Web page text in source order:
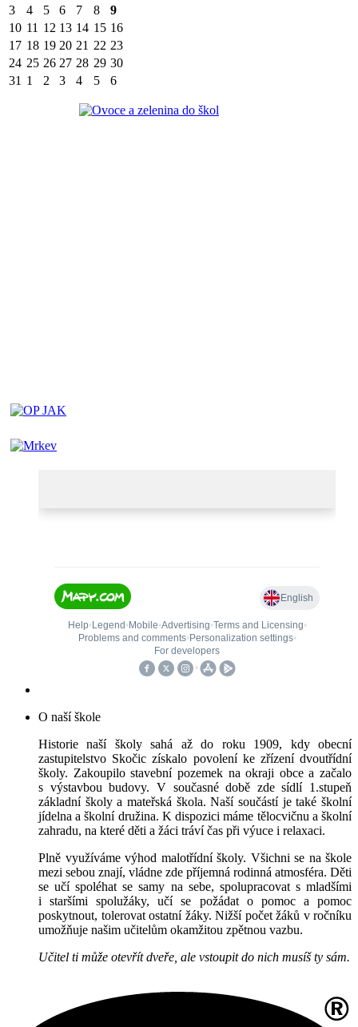
3
4 5 6 7 8
9
10 11 12 13 14 15 16
17 18 19 20 21 22 23
24 25 26 27 28 29 30
31 1 2 3 4 5 6
O naší škole
Historie naší školy sahá až do roku 1909, kdy obecní
zastupitelstvo Skočic získalo povolení ke zřízení dvoutřídní
školy. Zakoupilo stavební pozemek na okraji obce a začalo
s výstavbou budovy. V současné době zde sídlí 1.stupeň
základní školy a mateřská škola. Naší součástí je také školní
jídelna a školní družina. K dispozici máme tělocvičnu a školní
zahradu, na které děti a žáci tráví čas při výuce i relaxaci.
Plně využíváme výhod malotřídní školy. Všichni se na škole
mezi sebou znají, vládne zde příjemná rodinná atmosféra. Děti
se učí spoléhat se samy na sebe, spolupracovat s mladšími
i staršími spolužáky, učí se požádat o pomoc a pomoc
poskytnout, tolerovat ostatní žáky. Nižší počet žáků v ročníku
umožňuje našim učitelům okamžitou zpětnou vazbu.
Učitel ti může otevřít dveře, ale vstoupit do nich musíš ty sám.